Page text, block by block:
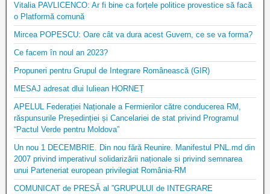
Vitalia PAVLICENCO: Ar fi bine ca forțele politice provestice să facă
o Platformă comună
Mircea POPESCU: Oare cât va dura acest Guvern, ce se va forma?
Ce facem în noul an 2023?
Propuneri pentru Grupul de Integrare Românească (GIR)
MESAJ adresat dlui Iuliean HORNEȚ
APELUL Federației Naționale a Fermierilor către conducerea RM,
răspunsurile Președinției și Cancelariei de stat privind Programul
“Pactul Verde pentru Moldova”
Un nou 1 DECEMBRIE. Din nou fără Reunire. Manifestul PNL.md din
2007 privind imperativul solidarizării naționale si privind semnarea
unui Parteneriat european privilegiat România-RM
COMUNICAT de PRESĂ al ”GRUPULUI de INTEGRARE